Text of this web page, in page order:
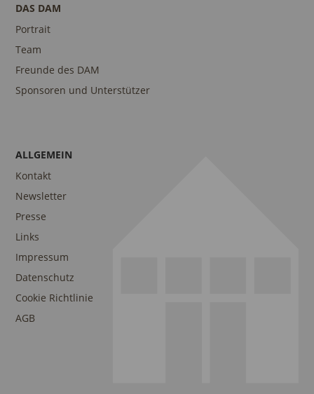
DAS DAM
Portrait
Team
Freunde des DAM
Sponsoren und Unterstützer
ALLGEMEIN
Kontakt
Newsletter
Presse
Links
Impressum
Datenschutz
Cookie Richtlinie
AGB